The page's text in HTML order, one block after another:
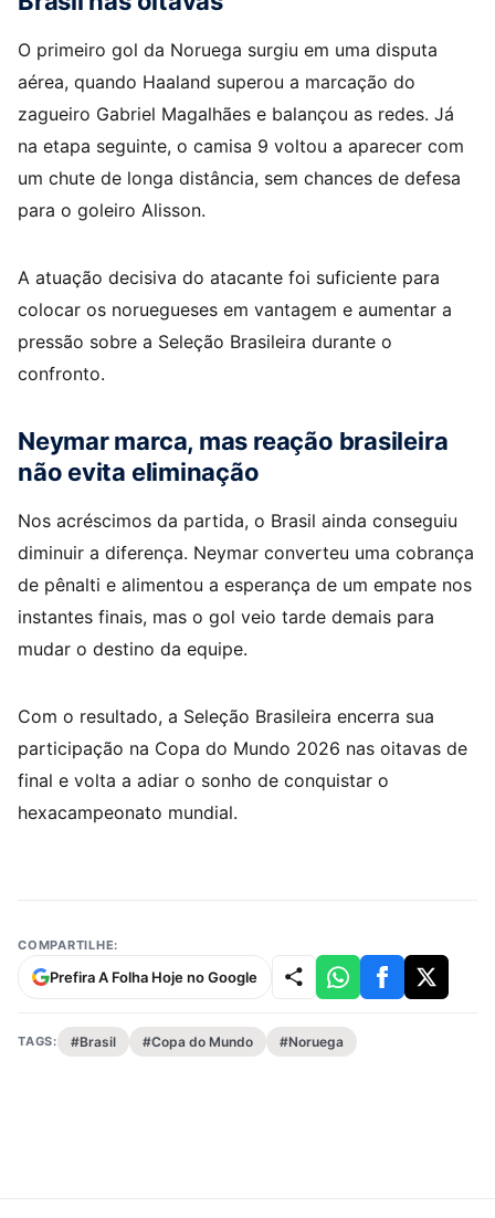
O primeiro gol da Noruega surgiu em uma disputa
aérea, quando Haaland superou a marcação do
zagueiro Gabriel Magalhães e balançou as redes. Já
na etapa seguinte, o camisa 9 voltou a aparecer com
um chute de longa distância, sem chances de defesa
para o goleiro Alisson.
A atuação decisiva do atacante foi suficiente para
colocar os noruegueses em vantagem e aumentar a
pressão sobre a Seleção Brasileira durante o
confronto.
Neymar marca, mas reação brasileira
não evita eliminação
Nos acréscimos da partida, o Brasil ainda conseguiu
diminuir a diferença. Neymar converteu uma cobrança
de pênalti e alimentou a esperança de um empate nos
instantes finais, mas o gol veio tarde demais para
mudar o destino da equipe.
Com o resultado, a Seleção Brasileira encerra sua
participação na Copa do Mundo 2026 nas oitavas de
final e volta a adiar o sonho de conquistar o
hexacampeonato mundial.
COMPARTILHE:
Prefira A Folha Hoje no Google
TAGS: #Brasil #Copa do Mundo #Noruega